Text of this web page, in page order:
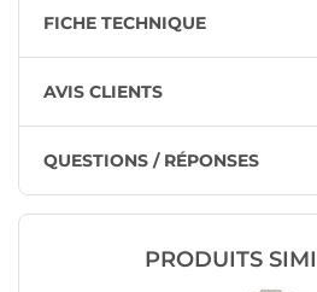
FICHE TECHNIQUE
AVIS CLIENTS
QUESTIONS / RÉPONSES
PRODUITS